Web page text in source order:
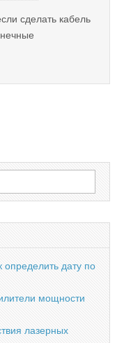
сделать кабель
определить дату по
мощности
лазерных